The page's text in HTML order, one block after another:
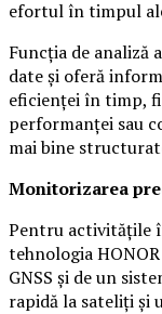
efortul în timpul
Funcția de analiză
date și oferă
eficienței în timp,
performanței sau
mai bine
Monitorizarea
Pentru activitățile
tehnologia
GNSS și de un
rapidă la sateliți și